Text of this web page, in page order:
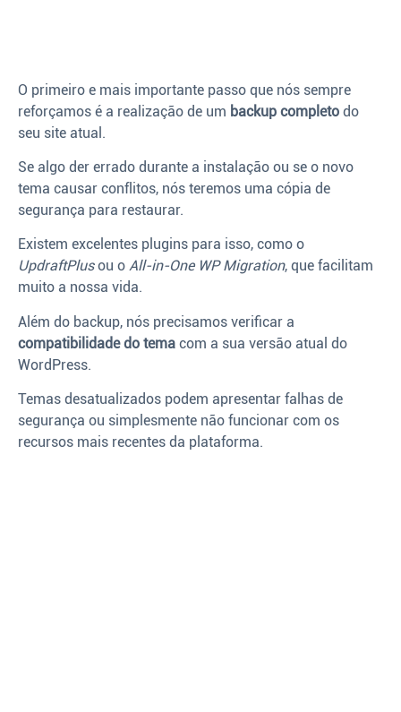
O primeiro e mais importante passo que nós sempre
reforçamos é a realização de um backup completo do
seu site atual.
Se algo der errado durante a instalação ou se o novo
tema causar conflitos, nós teremos uma cópia de
segurança para restaurar.
Existem excelentes plugins para isso, como o
UpdraftPlusou o All-in-One WP Migration, que facilitam
muito a nossa vida.
Além do backup, nós precisamos verificar a
compatibilidade do tema com a sua versão atual do
WordPress.
Temas desatualizados podem apresentar falhas de
segurança ou simplesmente não funcionar com os
recursos mais recentes da plataforma.